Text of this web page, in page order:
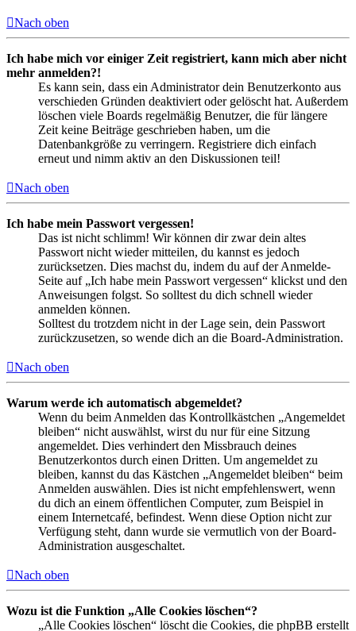
Nach oben
Ich habe mich vor einiger Zeit registriert, kann mich aber nicht
mehr anmelden?!
Es kann sein, dass ein Administrator dein Benutzerkonto aus
verschieden Gründen deaktiviert oder gelöscht hat. Außerdem
löschen viele Boards regelmäßig Benutzer, die für längere
Zeit keine Beiträge geschrieben haben, um die
Datenbankgröße zu verringern. Registriere dich einfach
erneut und nimm aktiv an den Diskussionen teil!
Nach oben
Ich habe mein Passwort vergessen!
Das ist nicht schlimm! Wir können dir zwar dein altes
Passwort nicht wieder mitteilen, du kannst es jedoch
zurücksetzen. Dies machst du, indem du auf der Anmelde-
Seite auf „Ich habe mein Passwort vergessen“ klickst und den
Anweisungen folgst. So solltest du dich schnell wieder
anmelden können.
Solltest du trotzdem nicht in der Lage sein, dein Passwort
zurückzusetzen, so wende dich an die Board-Administration.
Nach oben
Warum werde ich automatisch abgemeldet?
Wenn du beim Anmelden das Kontrollkästchen „Angemeldet
bleiben“ nicht auswählst, wirst du nur für eine Sitzung
angemeldet. Dies verhindert den Missbrauch deines
Benutzerkontos durch einen Dritten. Um angemeldet zu
bleiben, kannst du das Kästchen „Angemeldet bleiben“ beim
Anmelden auswählen. Dies ist nicht empfehlenswert, wenn
du dich an einem öffentlichen Computer, zum Beispiel in
einem Internetcafé, befindest. Wenn diese Option nicht zur
Verfügung steht, dann wurde sie vermutlich von der Board-
Administration ausgeschaltet.
Nach oben
Wozu ist die Funktion „Alle Cookies löschen“?
„Alle Cookies löschen“ löscht die Cookies, die phpBB erstellt